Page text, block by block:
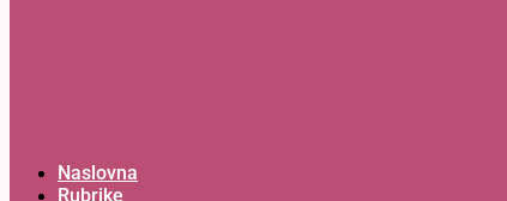
Naslovna
Rubrike